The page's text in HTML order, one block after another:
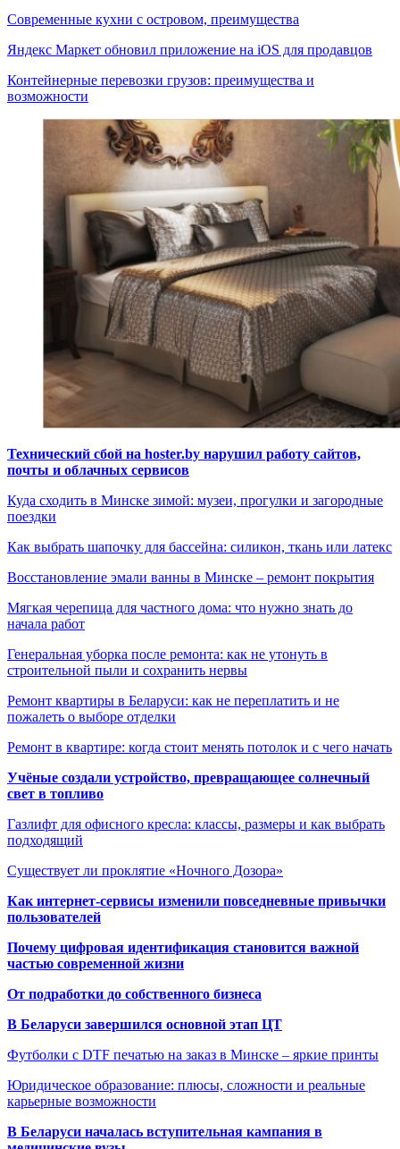
Современные кухни с островом, преимущества
Яндекс Маркет обновил приложение на iOS для продавцов
Контейнерные перевозки грузов: преимущества и
возможности
Технический сбой на hoster.by нарушил работу сайтов,
почты и облачных сервисов
Куда сходить в Минске зимой: музеи, прогулки и загородные
поездки
Как выбрать шапочку для бассейна: силикон, ткань или латекс
Восстановление эмали ванны в Минске – ремонт покрытия
Мягкая черепица для частного дома: что нужно знать до
начала работ
Генеральная уборка после ремонта: как не утонуть в
строительной пыли и сохранить нервы
Ремонт квартиры в Беларуси: как не переплатить и не
пожалеть о выборе отделки
Ремонт в квартире: когда стоит менять потолок и с чего начать
Учёные создали устройство, превращающее солнечный
свет в топливо
Газлифт для офисного кресла: классы, размеры и как выбрать
подходящий
Существует ли проклятие «Ночного Дозора»
Как интернет-сервисы изменили повседневные привычки
пользователей
Почему цифровая идентификация становится важной
частью современной жизни
От подработки до собственного бизнеса
В Беларуси завершился основной этап ЦТ
Футболки с DTF печатью на заказ в Минске – яркие принты
Юридическое образование: плюсы, сложности и реальные
карьерные возможности
В Беларуси началась вступительная кампания в